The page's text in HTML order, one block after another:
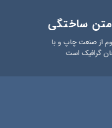
متن ساختگی
از صنعت چاپ و با